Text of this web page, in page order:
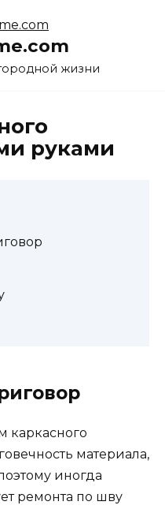
жизни
руками
каркасного
материала,
иногда
ремонта по шву